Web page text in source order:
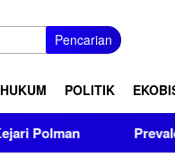
Pencarian
HUKUM POLITIK
Prevalensi